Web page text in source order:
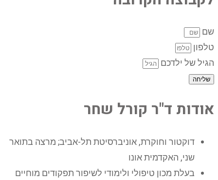
שם
טלפון
הגיל של ילדכם
שליחה
אודות ד"ר קורל שחר
דוקטור וחוקרת, אוניברסיטת תל-אביב; מרצה בתואר
שני, האקדמית אונו
בעלת מכון טיפולי ולימודי לשיפור תפקודים מוחיים